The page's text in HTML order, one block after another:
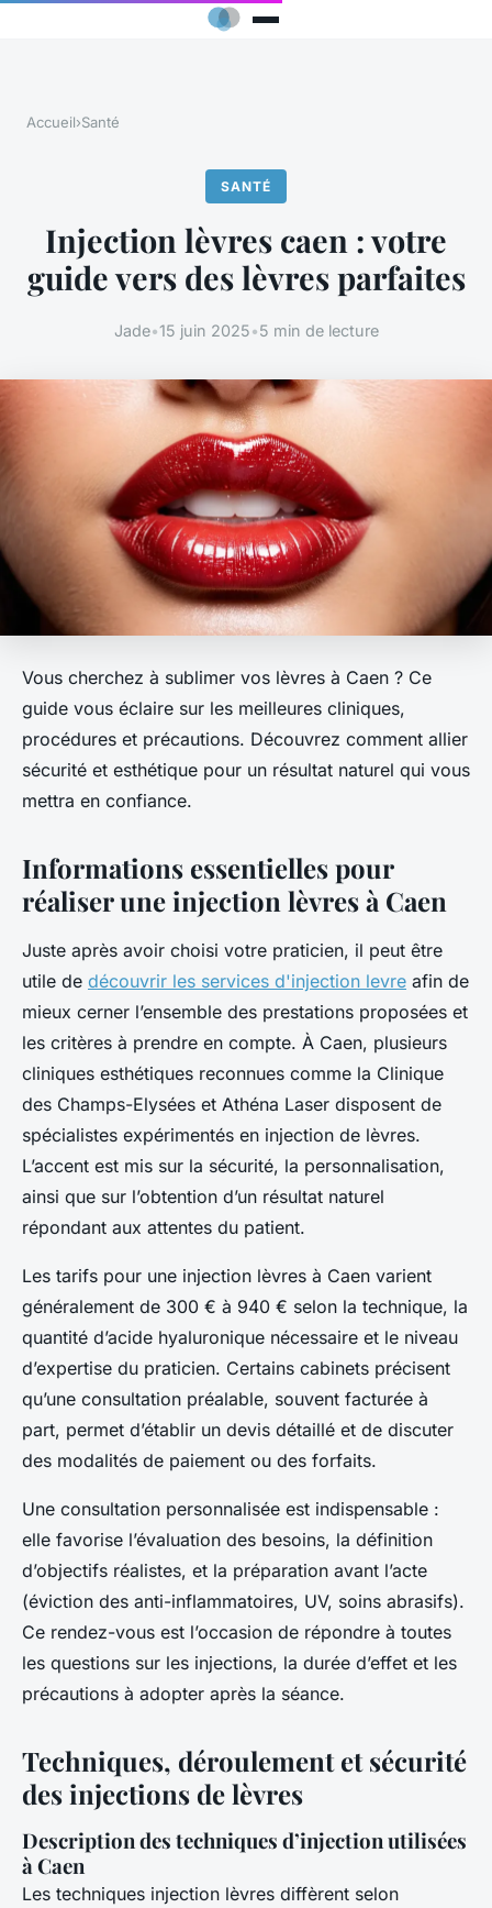
Accueil›Santé
SANTÉ
Injection lèvres caen : votre
guide vers des lèvres parfaites
Jade•15 juin 2025•5 min de lecture
Vous cherchez à sublimer vos lèvres à Caen ? Ce
guide vous éclaire sur les meilleures cliniques,
procédures et précautions. Découvrez comment allier
sécurité et esthétique pour un résultat naturel qui vous
mettra en confiance.
Informations essentielles pour
réaliser une injection lèvres à Caen
Juste après avoir choisi votre praticien, il peut être
utile de découvrir les services d'injection levre afin de
mieux cerner l’ensemble des prestations proposées et
les critères à prendre en compte. À Caen, plusieurs
cliniques esthétiques reconnues comme la Clinique
des Champs-Elysées et Athéna Laser disposent de
spécialistes expérimentés en injection de lèvres.
L’accent est mis sur la sécurité, la personnalisation,
ainsi que sur l’obtention d’un résultat naturel
répondant aux attentes du patient.
Les tarifs pour une injection lèvres à Caen varient
généralement de 300 € à 940 € selon la technique, la
quantité d’acide hyaluronique nécessaire et le niveau
d’expertise du praticien. Certains cabinets précisent
qu’une consultation préalable, souvent facturée à
part, permet d’établir un devis détaillé et de discuter
des modalités de paiement ou des forfaits.
Une consultation personnalisée est indispensable :
elle favorise l’évaluation des besoins, la définition
d’objectifs réalistes, et la préparation avant l’acte
(éviction des anti-inflammatoires, UV, soins abrasifs).
Ce rendez-vous est l’occasion de répondre à toutes
les questions sur les injections, la durée d’effet et les
précautions à adopter après la séance.
Techniques, déroulement et sécurité
des injections de lèvres
Description des techniques d’injection utilisées
à Caen
Les techniques injection lèvres diffèrent selon